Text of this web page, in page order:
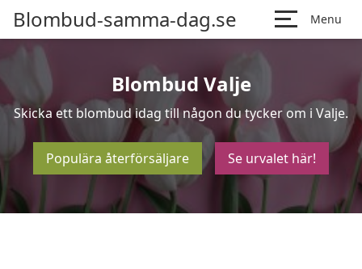
Blombud-samma-dag.se Menu
Blombud Valje
Skicka ett blombud idag till någon du tycker om i Valje.
Populära återförsäljare Se urvalet här!